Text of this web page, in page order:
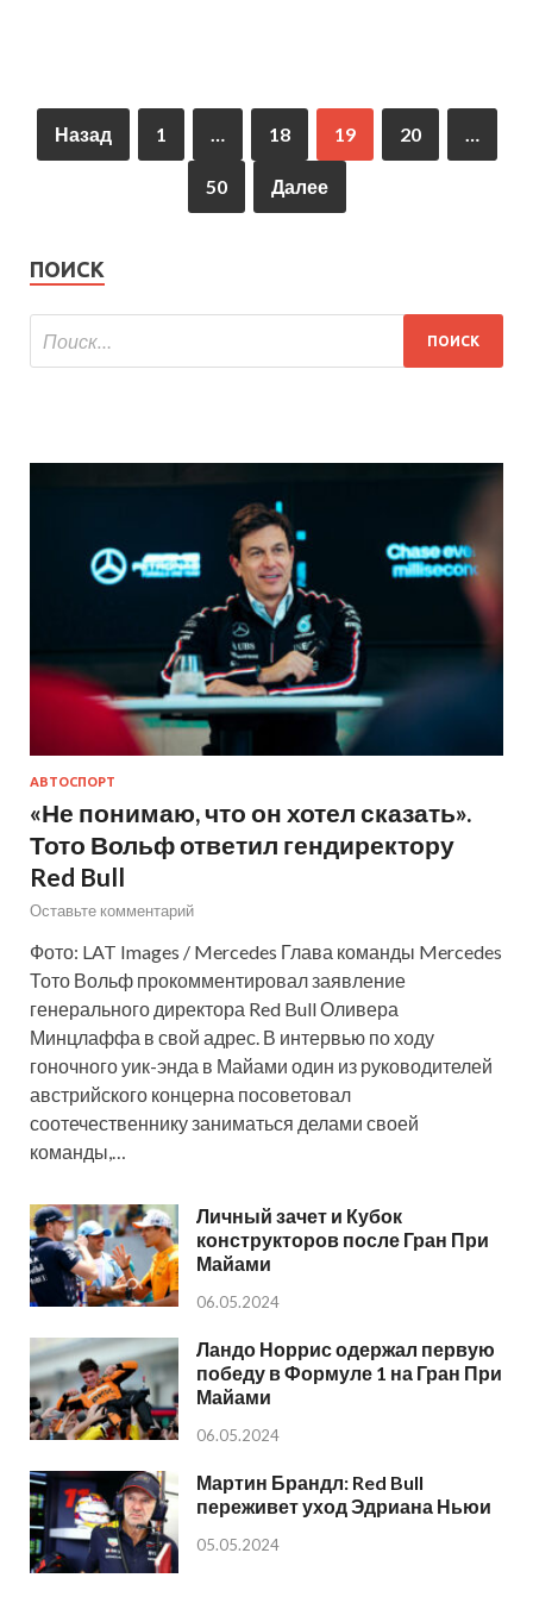
Назад 1 … 18 19 20 …
50 Далее
ПОИСК
АВТОСПОРТ
«Не понимаю, что он хотел сказать».
Тото Вольф ответил гендиректору
Red Bull
Оставьте комментарий
Фото: LAT Images / Mercedes Глава команды Mercedes
Тото Вольф прокомментировал заявление
генерального директора Red Bull Оливера
Минцлаффа в свой адрес. В интервью по ходу
гоночного уик-энда в Майами один из руководителей
австрийского концерна посоветовал
соотечественнику заниматься делами своей
команды,…
Личный зачет и Кубок
конструкторов после Гран При
Майами
06.05.2024
Ландо Норрис одержал первую
победу в Формуле 1 на Гран При
Майами
06.05.2024
Мартин Брандл: Red Bull
переживет уход Эдриана Ньюи
05.05.2024